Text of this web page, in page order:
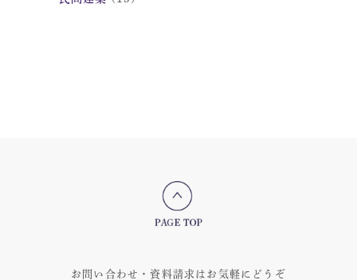
お問い合わせ・資料請求はお気軽にどうぞ